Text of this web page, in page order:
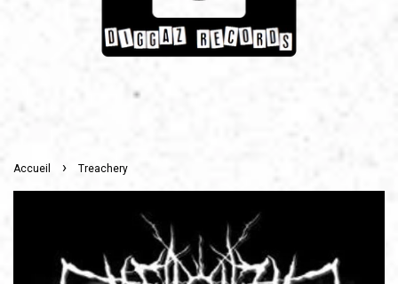
Accueil › Treachery